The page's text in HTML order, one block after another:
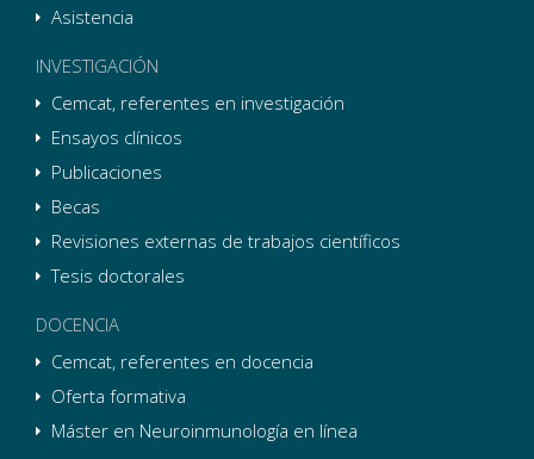
Asistencia
INVESTIGACIÓN
Cemcat, referentes en investigación
Ensayos clínicos
Publicaciones
Becas
Revisiones externas de trabajos científicos
Tesis doctorales
DOCENCIA
Cemcat, referentes en docencia
Oferta formativa
Máster en Neuroinmunología en línea